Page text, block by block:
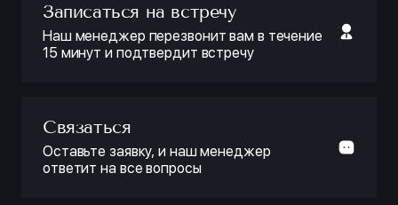
Записаться на встречу
Наш менеджер перезвонит вам в течение
15 минут и подтвердит встречу
Связаться
Оставьте заявку, и наш менеджер
ответит на все вопросы